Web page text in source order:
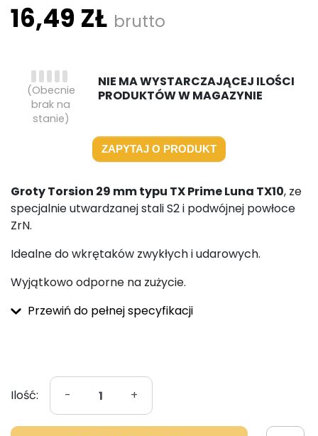
16,49 ZŁ brutto
NIE MA WYSTARCZAJĄCEJ ILOŚCI
PRODUKTÓW W MAGAZYNIE
(Obecnie
brak na
stanie)
ZAPYTAJ O PRODUKT
Groty Torsion 29 mm typu TX Prime Luna TX10, ze
specjalnie utwardzanej stali S2 i podwójnej powłoce
ZrN.
Idealne do wkrętaków zwykłych i udarowych.
Wyjątkowo odporne na zużycie.
Przewiń do pełnej specyfikacji
Ilość: - +